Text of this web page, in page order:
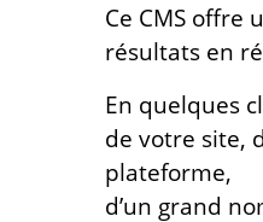
Ce CMS offre
résultats en
En quelques
de votre site,
plateforme,
d’un grand